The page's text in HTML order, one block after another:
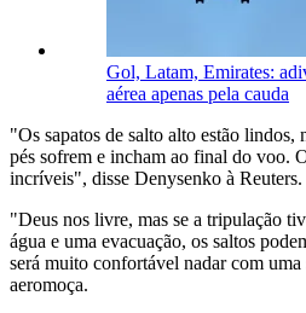
Gol, Latam, Emirates:
aérea apenas pela cauda
"Os sapatos de salto alto estão lindos,
pés sofrem e incham ao final do voo.
incríveis", disse Denysenko à Reuters.
"Deus nos livre, mas se a tripulação
água e uma evacuação, os saltos
será muito confortável nadar com uma
aeromoça.